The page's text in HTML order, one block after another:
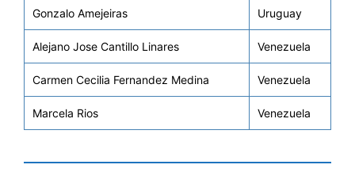
Gonzalo Amejeiras Uruguay
Alejano Jose Cantillo Linares Venezuela
Carmen Cecilia Fernandez Medina Venezuela
Marcela Rios Venezuela